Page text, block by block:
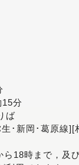
分
ば
･新岡･葛原線
18時まで，及